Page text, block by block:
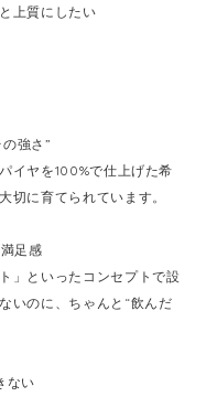
上質にしたい
強さ”
イヤを100%で仕上げた希
切に育てられています。
足感
」といったコンセプトで設
いのに、ちゃんと“飲んだ
ない